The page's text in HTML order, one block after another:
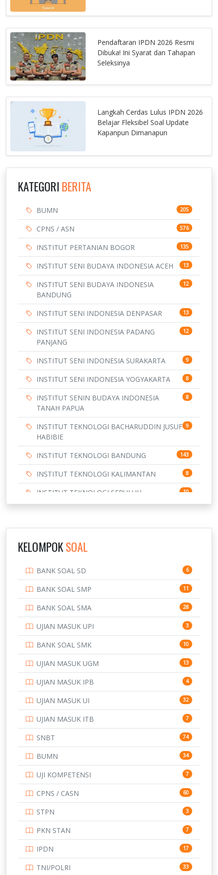
Pendaftaran IPDN 2026 Resmi
Dibuka! Ini Syarat dan Tahapan
Seleksinya
Langkah Cerdas Lulus IPDN 2026
Belajar Fleksibel Soal Update
Kapanpun Dimanapun
KATEGORI BERITA
BUMN 205
CPNS / ASN 576
INSTITUT PERTANIAN BOGOR 135
INSTITUT SENI BUDAYA INDONESIA ACEH 13
INSTITUT SENI BUDAYA INDONESIA
BANDUNG
12
INSTITUT SENI INDONESIA DENPASAR 13
INSTITUT SENI INDONESIA PADANG
PANJANG
12
INSTITUT SENI INDONESIA SURAKARTA 9
INSTITUT SENI INDONESIA YOGYAKARTA 8
INSTITUT SENIN BUDAYA INDONESIA
TANAH PAPUA
8
INSTITUT TEKNOLOGI BACHARUDDIN JUSUF
HABIBIE
9
INSTITUT TEKNOLOGI BANDUNG 143
INSTITUT TEKNOLOGI KALIMANTAN 8
INSTITUT TEKNOLOGI SEPULUH
NOVEMBER
10
3
169
7
PTDI STTD 4
133
SMA 146
SMK 231
SMP 134
STIP 2
153
345
UNIVERSITAS AIRLANGGA 15
16
15
15
14
14
KELOMPOKSOAL
BANK SOAL SD 6
BANK SOAL SMP 11
BANK SOAL SMA 28
UJIAN MASUK UPI 3
BANK SOAL SMK 10
UJIAN MASUK UGM 13
UJIAN MASUK IPB 4
UJIAN MASUK UI 32
UJIAN MASUK ITB 7
SNBT 74
BUMN 34
UJI KOMPETENSI 7
CPNS / CASN 60
STPN 3
PKN STAN 7
IPDN 17
TNI/POLRI 33